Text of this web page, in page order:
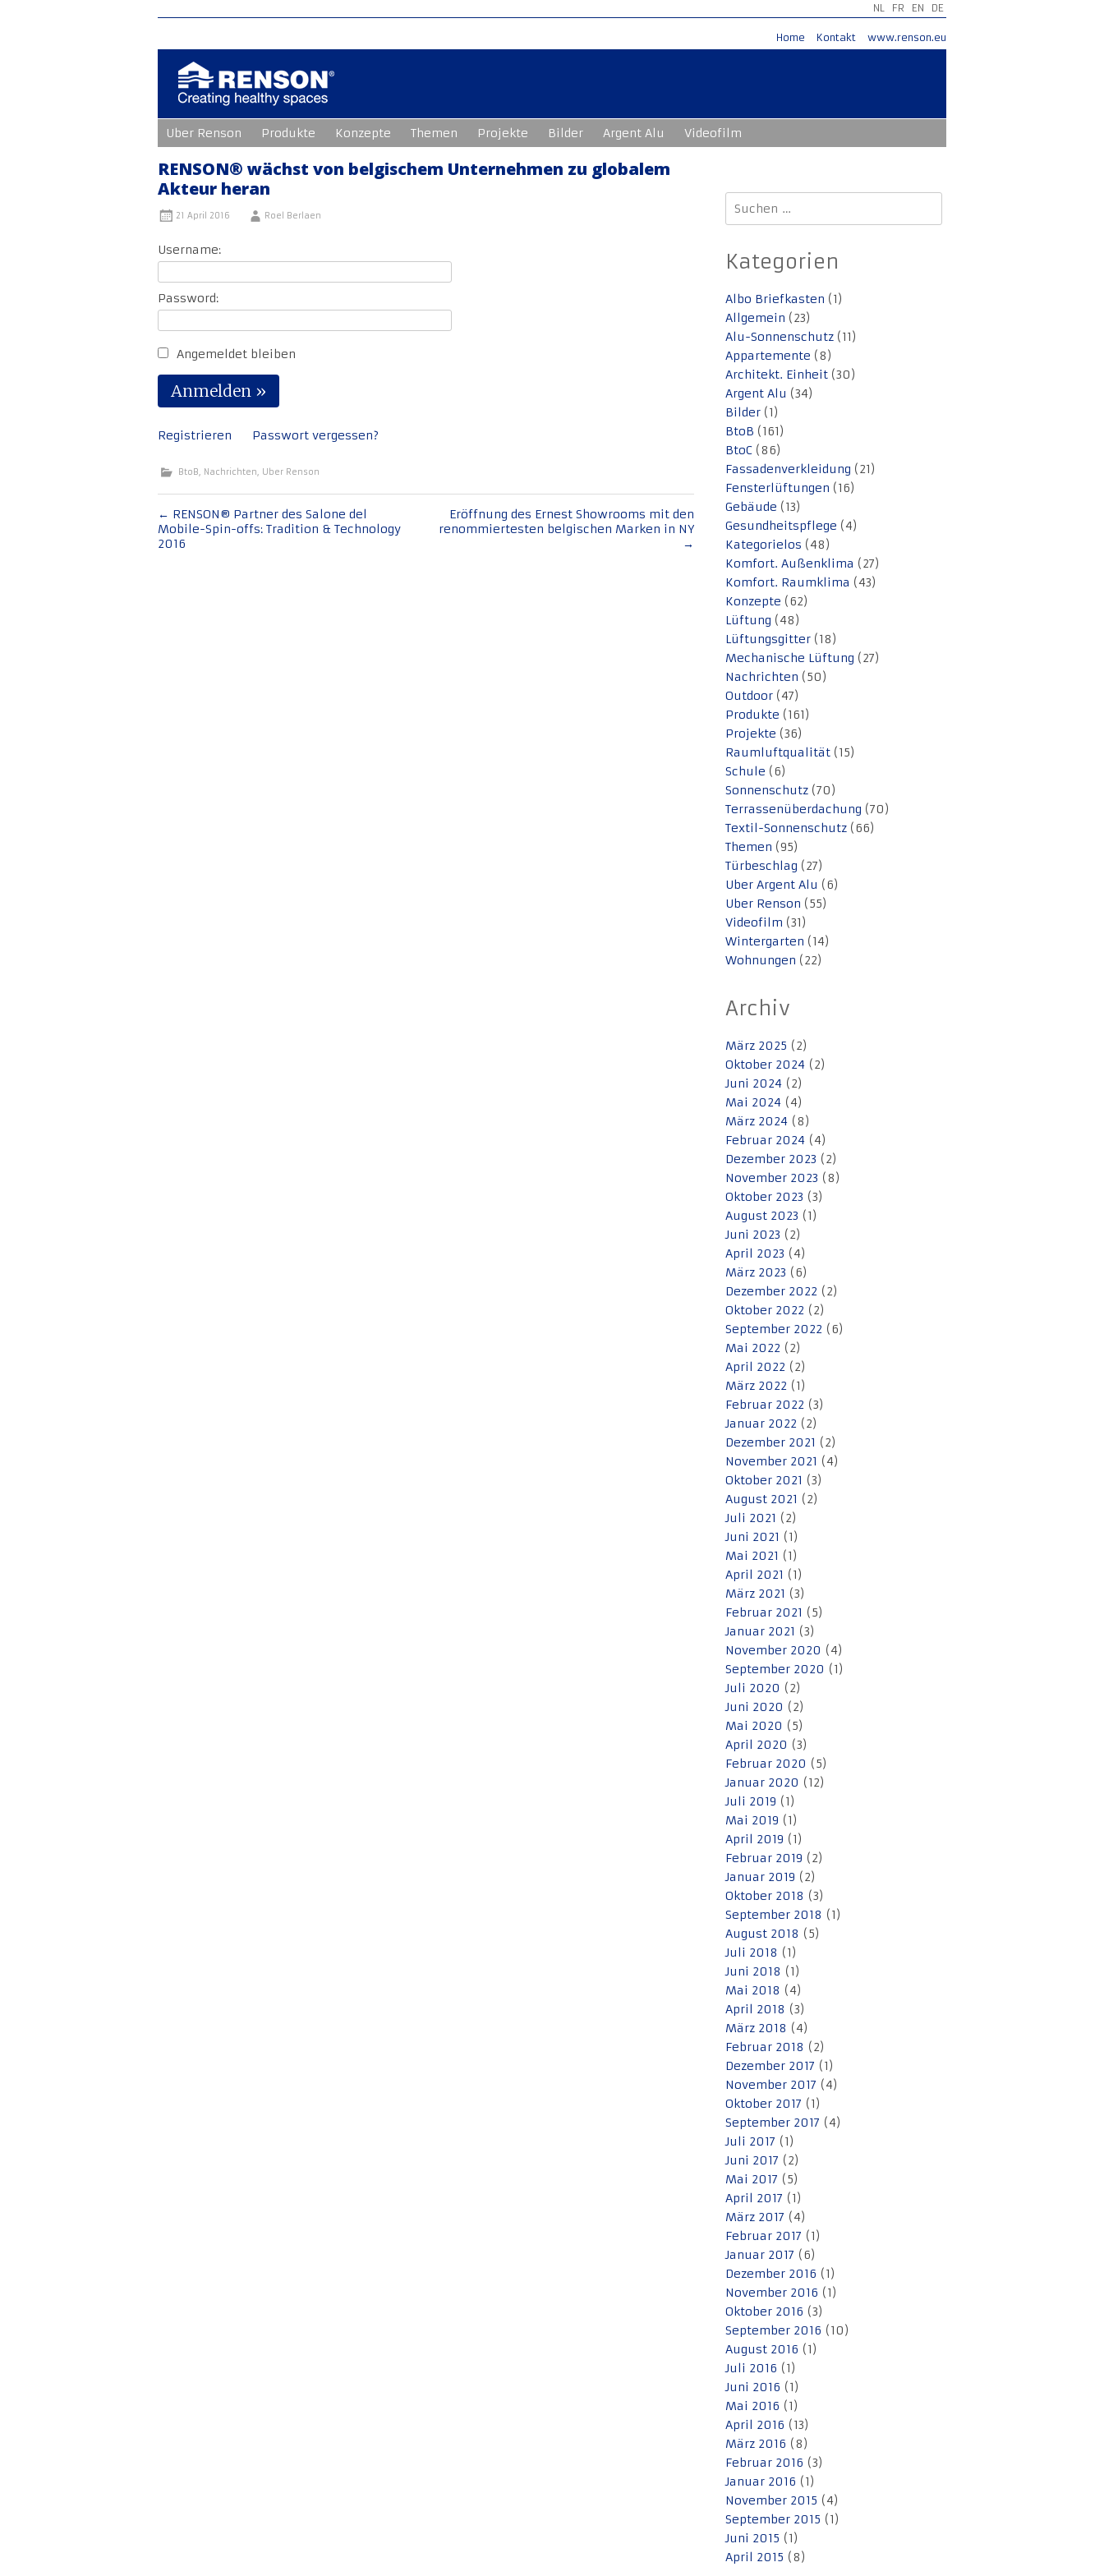
NL FR EN DE
Home Kontakt www.renson.eu
Inhalt
springen
Uber Renson Produkte Konzepte Themen Projekte Bilder Argent Alu Videofilm
RENSON® wächst von belgischem Unternehmen zu globalem
Akteur heran
21 April 2016 Roel Berlaen
Username:
Password:
Angemeldet bleiben
Registrieren Passwort vergessen?
BtoB, Nachrichten, Uber Renson
Beitragsnavigation
← RENSON® Partner des Salone del
Mobile-Spin-offs: Tradition & Technology
2016
Eröffnung des Ernest Showrooms mit den
renommiertesten belgischen Marken in NY
→
Suchen
nach:
Kategorien
Albo Briefkasten (1)
Allgemein (23)
Alu-Sonnenschutz (11)
Appartemente (8)
Architekt. Einheit (30)
Argent Alu (34)
Bilder (1)
BtoB (161)
BtoC (86)
Fassadenverkleidung (21)
Fensterlüftungen (16)
Gebäude (13)
Gesundheitspflege (4)
Kategorielos (48)
Komfort. Außenklima (27)
Komfort. Raumklima (43)
Konzepte (62)
Lüftung (48)
Lüftungsgitter (18)
Mechanische Lüftung (27)
Nachrichten (50)
Outdoor (47)
Produkte (161)
Projekte (36)
Raumluftqualität (15)
Schule (6)
Sonnenschutz (70)
Terrassenüberdachung (70)
Textil-Sonnenschutz (66)
Themen (95)
Türbeschlag (27)
Uber Argent Alu (6)
Uber Renson (55)
Videofilm (31)
Wintergarten (14)
Wohnungen (22)
Archiv
März 2025 (2)
Oktober 2024 (2)
Juni 2024 (2)
Mai 2024 (4)
März 2024 (8)
Februar 2024 (4)
Dezember 2023 (2)
November 2023 (8)
Oktober 2023 (3)
August 2023 (1)
Juni 2023 (2)
April 2023 (4)
März 2023 (6)
Dezember 2022 (2)
Oktober 2022 (2)
September 2022 (6)
Mai 2022 (2)
April 2022 (2)
März 2022 (1)
Februar 2022 (3)
Januar 2022 (2)
Dezember 2021 (2)
November 2021 (4)
Oktober 2021 (3)
August 2021 (2)
Juli 2021 (2)
Juni 2021 (1)
Mai 2021 (1)
April 2021 (1)
März 2021 (3)
Februar 2021 (5)
Januar 2021 (3)
November 2020 (4)
September 2020 (1)
Juli 2020 (2)
Juni 2020 (2)
Mai 2020 (5)
April 2020 (3)
Februar 2020 (5)
Januar 2020 (12)
Juli 2019 (1)
Mai 2019 (1)
April 2019 (1)
Februar 2019 (2)
Januar 2019 (2)
Oktober 2018 (3)
September 2018 (1)
August 2018 (5)
Juli 2018 (1)
Juni 2018 (1)
Mai 2018 (4)
April 2018 (3)
März 2018 (4)
Februar 2018 (2)
Dezember 2017 (1)
November 2017 (4)
Oktober 2017 (1)
September 2017 (4)
Juli 2017 (1)
Juni 2017 (2)
Mai 2017 (5)
April 2017 (1)
März 2017 (4)
Februar 2017 (1)
Januar 2017 (6)
Dezember 2016 (1)
November 2016 (1)
Oktober 2016 (3)
September 2016 (10)
August 2016 (1)
Juli 2016 (1)
Juni 2016 (1)
Mai 2016 (1)
April 2016 (13)
März 2016 (8)
Februar 2016 (3)
Januar 2016 (1)
November 2015 (4)
September 2015 (1)
Juni 2015 (1)
April 2015 (8)